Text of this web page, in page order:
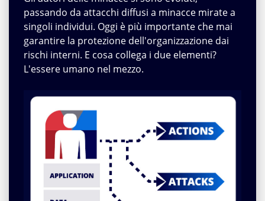
passando da attacchi diffusi a minacce mirate a
singoli individui. Oggi è più importante che mai
garantire la protezione dell'organizzazione dai
rischi interni. E cosa collega i due elementi?
L'essere umano nel mezzo.